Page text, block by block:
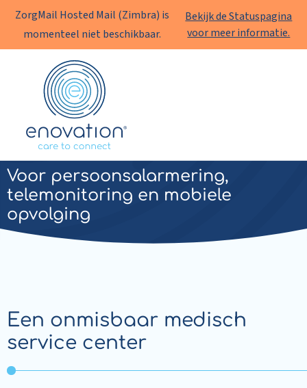
ZorgMail Hosted Mail (Zimbra) is
momenteel niet beschikbaar.
Bekijk de Statuspagina
voor meer informatie.
Enovation
Enovation UMO cx
Voor persoonsalarmering,
telemonitoring en mobiele
opvolging
Een onmisbaar medisch
service center